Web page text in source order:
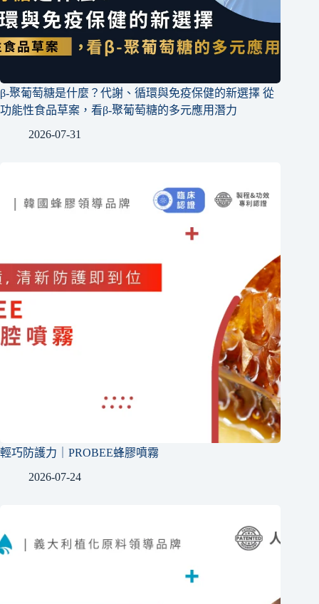
β-聚葡萄糖是什麼？代謝、循環與免疫保健的新選擇 從
功能性食品草案，看β-聚葡萄糖的多元應用潛力
2026-07-31
輕巧防護力｜PROBEE蜂膠噴霧
2026-07-24